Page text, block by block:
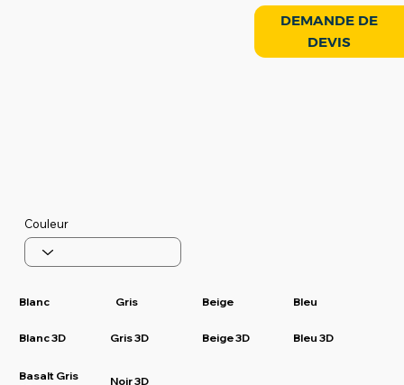
Couleur
Blanc Gris Beige Bleu
Blanc 3D Gris 3D Beige 3D Bleu 3D
Basalt Gris
Noir 3D
DEMANDE DE
DEVIS